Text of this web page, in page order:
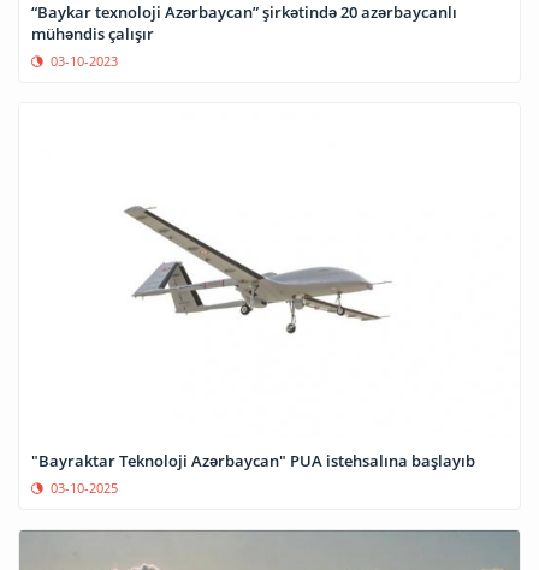
“Baykar texnoloji Azərbaycan” şirkətində 20 azərbaycanlı
mühəndis çalışır
03-10-2023
"Bayraktar Teknoloji Azərbaycan" PUA istehsalına başlayıb
03-10-2025